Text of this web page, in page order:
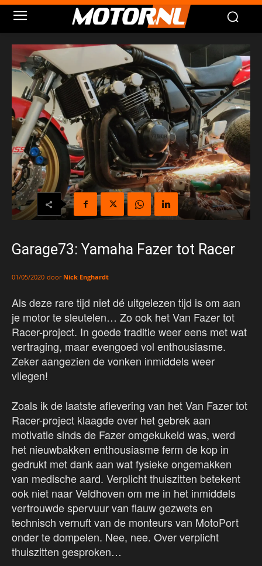
Garage73: Yamaha Fazer tot Racer
01/05/2020 door Nick Enghardt
Als deze rare tijd niet dé uitgelezen tijd is om aan
je motor te sleutelen… Zo ook het Van Fazer tot
Racer-project. In goede traditie weer eens met wat
vertraging, maar evengoed vol enthousiasme.
Zeker aangezien de vonken inmiddels weer
vliegen!
Zoals ik de laatste aflevering van het Van Fazer tot
Racer-project klaagde over het gebrek aan
motivatie sinds de Fazer omgekukeld was, werd
het nieuwbakken enthousiasme ferm de kop in
gedrukt met dank aan wat fysieke ongemakken
van medische aard. Verplicht thuiszitten betekent
ook niet naar Veldhoven om me in het inmiddels
vertrouwde spervuur van flauw gezwets en
technisch vernuft van de monteurs van MotoPort
onder te dompelen. Nee, nee. Over verplicht
thuiszitten gesproken…